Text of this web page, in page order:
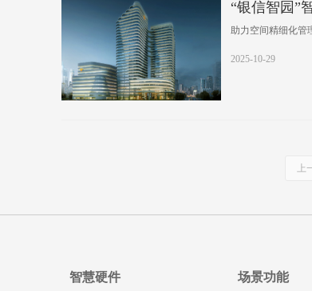
“银信智园”
助力空间精细化管
2025-10-29
上
智慧硬件 场景功能